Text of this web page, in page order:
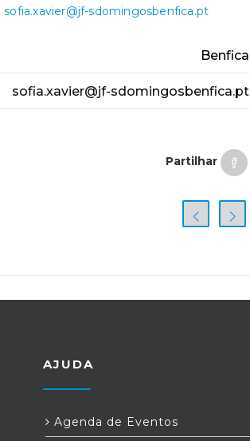
sofia.xavier@jf-sdomingosbenfica.pt
Benfica
sofia.xavier@jf-sdomingosbenfica.pt
Partilhar
AJUDA
Agenda de Eventos